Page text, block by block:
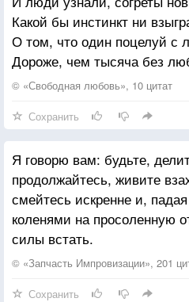
мусульмане, евреи,
друга, потому что Господь
неплохая идея. Меч Аллаха,
Божественное воздаяние,
ответили на вопрос
Бах! Труп. «Веришь ли ты
ли ты в моего Бога?»
Бога хер длиннее, чем у
Какой бы инстинкт ни
О том, что один поцелуй с
Дороже, чем тысяча без
© «Свободная любовь», 10 цитат
Сохранить
Я говорю вам: будьте,
продолжайтесь, живите
смейтесь искренне и,
коленями на просоленную
силы встать.
© «Запчасть Импровизации», 201
Сохранить